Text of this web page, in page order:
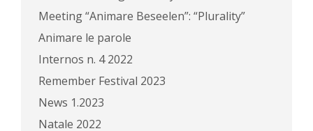
Meeting “Animare Beseelen”: “Plurality”
Animare le parole
Internos n. 4 2022
Remember Festival 2023
News 1.2023
Natale 2022